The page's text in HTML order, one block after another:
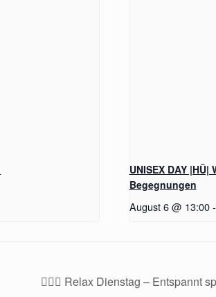
UNISEX DAY
Begegnungen
August 6 @ 13:00 -
🧖‍♂️✨ Relax Dienstag – Entspannt